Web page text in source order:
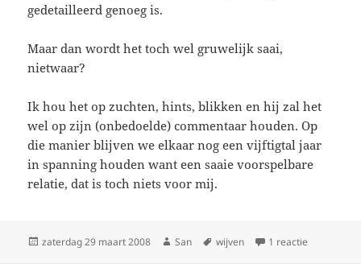
gedetailleerd genoeg is.
Maar dan wordt het toch wel gruwelijk saai,
nietwaar?
Ik hou het op zuchten, hints, blikken en hij zal het
wel op zijn (onbedoelde) commentaar houden. Op
die manier blijven we elkaar nog een vijftigtal jaar
in spanning houden want een saaie voorspelbare
relatie, dat is toch niets voor mij.
Geplaatst
zaterdag 29 maart 2008 Auteur
San Tags
wijven 1 reactie